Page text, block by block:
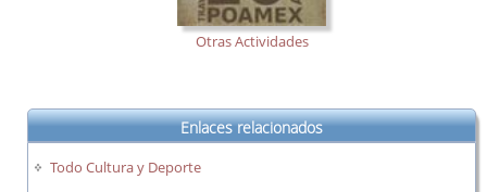
Otras Actividades
Enlaces relacionados
Todo Cultura y Deporte